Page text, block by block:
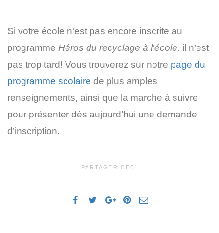
Si votre école n’est pas encore inscrite au
programme Héros du recyclage à l’école, il n’est
pas trop tard! Vous trouverez sur notre page du
programme scolaire de plus amples
renseignements, ainsi que la marche à suivre
pour présenter dès aujourd’hui une demande
d’inscription.
PARTAGER CECI